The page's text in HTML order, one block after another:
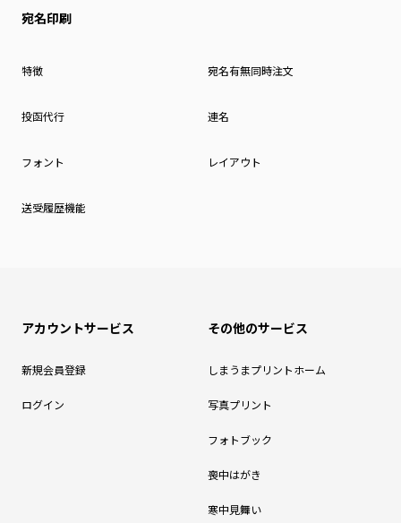
宛名印刷
特徴 宛名有無同時注文
投函代行 連名
フォント レイアウト
送受履歴機能
アカウントサービス
新規会員登録
ログイン
その他のサービス
しまうまプリントホーム
写真プリント
フォトブック
喪中はがき
寒中見舞い